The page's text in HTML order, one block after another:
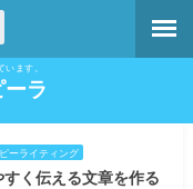
ます。
ーライティング
く伝える文章を作る